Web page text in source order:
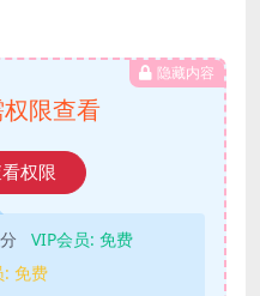
隐藏内容
限查看
权限
VIP会员: 免费
: 免费